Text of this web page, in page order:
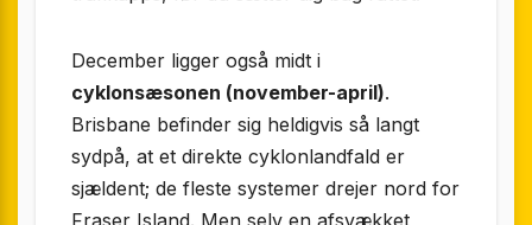
December ligger også midt i
cyklonsæsonen (november-april).
Brisbane befinder sig heldigvis så langt
sydpå, at et direkte cyklon­landfald er
sjældent; de fleste systemer drejer nord for